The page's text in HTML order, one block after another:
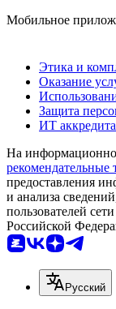
Мобильное
Этика и
Оказание
Защита
ИТ
На
рекомендательные
предоставления
и анализа
пользователей
Российской
Русский